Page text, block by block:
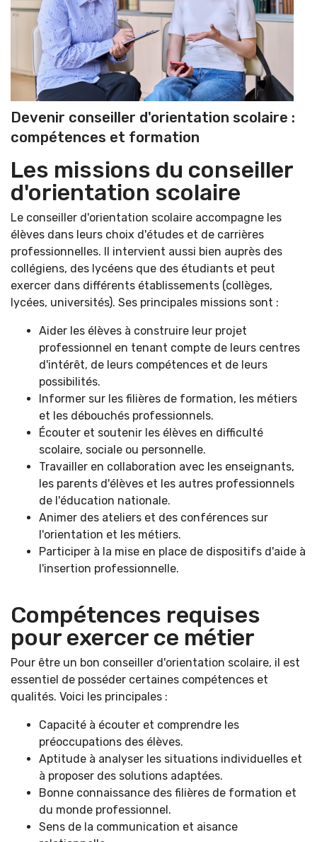
Devenir conseiller d'orientation scolaire :
compétences et formation
Les missions du conseiller
d'orientation scolaire
Le conseiller d'orientation scolaire accompagne les
élèves dans leurs choix d'études et de carrières
professionnelles. Il intervient aussi bien auprès des
collégiens, des lycéens que des étudiants et peut
exercer dans différents établissements (collèges,
lycées, universités). Ses principales missions sont :
Aider les élèves à construire leur projet
professionnel en tenant compte de leurs centres
d'intérêt, de leurs compétences et de leurs
possibilités.
Informer sur les filières de formation, les métiers
et les débouchés professionnels.
Écouter et soutenir les élèves en difficulté
scolaire, sociale ou personnelle.
Travailler en collaboration avec les enseignants,
les parents d'élèves et les autres professionnels
de l'éducation nationale.
Animer des ateliers et des conférences sur
l'orientation et les métiers.
Participer à la mise en place de dispositifs d'aide à
l'insertion professionnelle.
Compétences requises
pour exercer ce métier
Pour être un bon conseiller d'orientation scolaire, il est
essentiel de posséder certaines compétences et
qualités. Voici les principales :
Capacité à écouter et comprendre les
préoccupations des élèves.
Aptitude à analyser les situations individuelles et
à proposer des solutions adaptées.
Bonne connaissance des filières de formation et
du monde professionnel.
Sens de la communication et aisance